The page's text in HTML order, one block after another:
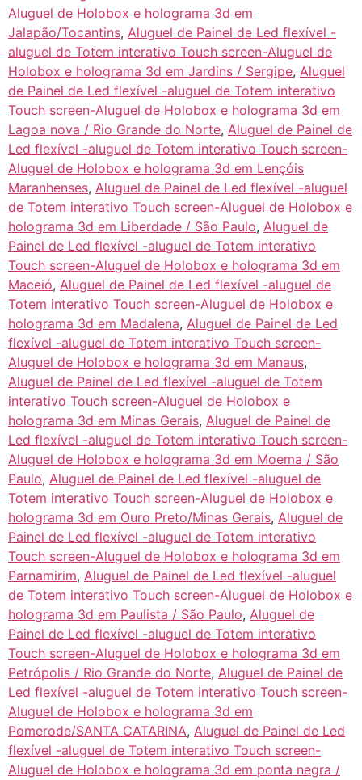
Aluguel de Holobox e holograma 3d em
Jalapão/Tocantins, Aluguel de Painel de Led flexível -
aluguel de Totem interativo Touch screen-Aluguel de
Holobox e holograma 3d em Jardins / Sergipe, Aluguel
de Painel de Led flexível -aluguel de Totem interativo
Touch screen-Aluguel de Holobox e holograma 3d em
Lagoa nova / Rio Grande do Norte, Aluguel de Painel de
Led flexível -aluguel de Totem interativo Touch screen-
Aluguel de Holobox e holograma 3d em Lençóis
Maranhenses, Aluguel de Painel de Led flexível -aluguel
de Totem interativo Touch screen-Aluguel de Holobox e
holograma 3d em Liberdade / São Paulo, Aluguel de
Painel de Led flexível -aluguel de Totem interativo
Touch screen-Aluguel de Holobox e holograma 3d em
Maceió, Aluguel de Painel de Led flexível -aluguel de
Totem interativo Touch screen-Aluguel de Holobox e
holograma 3d em Madalena, Aluguel de Painel de Led
flexível -aluguel de Totem interativo Touch screen-
Aluguel de Holobox e holograma 3d em Manaus,
Aluguel de Painel de Led flexível -aluguel de Totem
interativo Touch screen-Aluguel de Holobox e
holograma 3d em Minas Gerais, Aluguel de Painel de
Led flexível -aluguel de Totem interativo Touch screen-
Aluguel de Holobox e holograma 3d em Moema / São
Paulo, Aluguel de Painel de Led flexível -aluguel de
Totem interativo Touch screen-Aluguel de Holobox e
holograma 3d em Ouro Preto/Minas Gerais, Aluguel de
Painel de Led flexível -aluguel de Totem interativo
Touch screen-Aluguel de Holobox e holograma 3d em
Parnamirim, Aluguel de Painel de Led flexível -aluguel
de Totem interativo Touch screen-Aluguel de Holobox e
holograma 3d em Paulista / São Paulo, Aluguel de
Painel de Led flexível -aluguel de Totem interativo
Touch screen-Aluguel de Holobox e holograma 3d em
Petrópolis / Rio Grande do Norte, Aluguel de Painel de
Led flexível -aluguel de Totem interativo Touch screen-
Aluguel de Holobox e holograma 3d em
Pomerode/SANTA CATARINA, Aluguel de Painel de Led
flexível -aluguel de Totem interativo Touch screen-
Aluguel de Holobox e holograma 3d em ponta negra /